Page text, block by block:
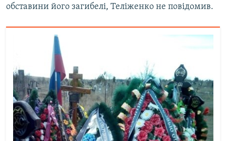
обставини його загибелі, Теліженко не повідомив.